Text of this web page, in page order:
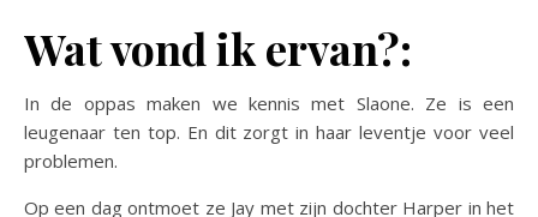
Wat vond ik ervan?:
In de oppas maken we kennis met Slaone. Ze is een
leugenaar ten top. En dit zorgt in haar leventje voor veel
problemen.
Op een dag ontmoet ze Jay met zijn dochter Harper in het